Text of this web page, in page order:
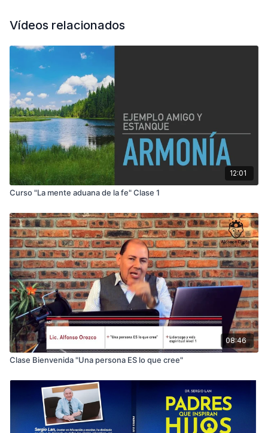
360
Descubre todos los contenidos de Alcance digital Innovation
www.alcancedigital.com
Vídeos relacionados
12:01
Curso "La mente aduana de la fe" Clase 1
08:46
Clase Bienvenida "Una persona ES lo que cree"